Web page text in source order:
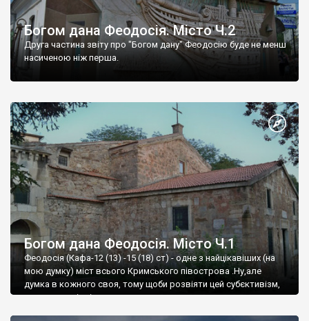
Богом дана Феодосія. Місто Ч.2
Друга частина звіту про "Богом дану" Феодосію буде не менш
насиченою ніж перша.
Богом дана Феодосія. Місто Ч.1
Феодосія (Кафа-12 (13) -15 (18) ст) - одне з найцікавіших (на
мою думку) міст всього Кримського півострова .Ну,але
думка в кожного своя, тому щоби розвіяти цей субєктивізм,
запрошую відвідати це